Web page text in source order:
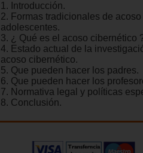
1. Introducción.
2. Formas tradicionales de
adolescentes.
3. ¿ Qué es el acoso cibernético
4. Estado actual de la
acoso cibernético.
5. Que pueden hacer los padres.
6. Que pueden hacer los
7. Normativa legal y políticas
8. Conclusión.